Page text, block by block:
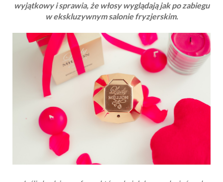
wyjątkowy i sprawia, że włosy wyglądają jak po zabiegu
w ekskluzywnym salonie fryzjerskim.